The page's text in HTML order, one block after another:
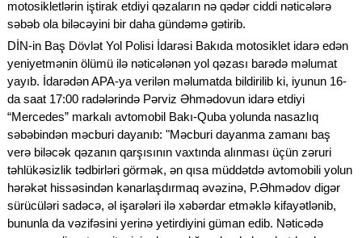
motosikletlərin iştirak etdiyi qəzaların nə qədər ciddi nəticələrə
səbəb ola biləcəyini bir daha gündəmə gətirib.
DİN-in Baş Dövlət Yol Polisi İdarəsi Bakıda motosiklet idarə edən
yeniyetmənin ölümü ilə nəticələnən yol qəzası barədə məlumat
yayıb. İdarədən APA-ya verilən məlumatda bildirilib ki, iyunun 16-
da saat 17:00 radələrində Pərviz Əhmədovun idarə etdiyi
“Mercedes” markalı avtomobil Bakı-Quba yolunda nasazlıq
səbəbindən məcburi dayanıb: "Məcburi dayanma zamanı baş
verə biləcək qəzanın qarşısının vaxtında alınması üçün zəruri
təhlükəsizlik tədbirləri görmək, ən qısa müddətdə avtomobili yolun
hərəkət hissəsindən kənarlaşdırmaq əvəzinə, P.Əhmədov digər
sürücüləri sadəcə, əl işarələri ilə xəbərdar etməklə kifayətlənib,
bununla da vəzifəsini yerinə yetirdiyini güman edib. Nəticədə